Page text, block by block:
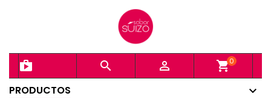
shopping_bag
  shopping_cart0
PRODUCTOS